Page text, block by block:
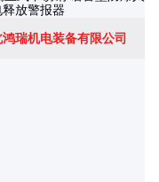
瑞机电装备有限公司